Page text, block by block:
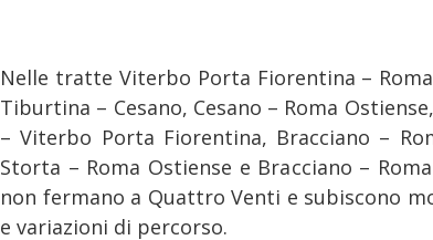
Nelle tratte Viterbo Porta Fiorentina –
Tiburtina – Cesano, Cesano – Roma
– Viterbo Porta Fiorentina, Bracciano –
Storta – Roma Ostiense e Bracciano –
non fermano a Quattro Venti e subiscono
e variazioni di percorso.